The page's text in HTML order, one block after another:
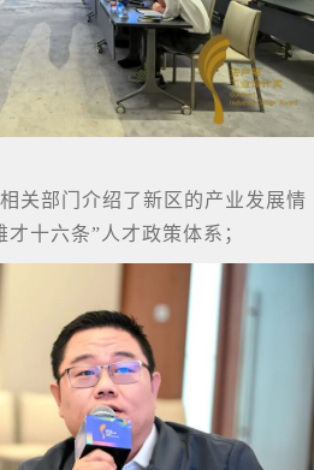
关部门介绍了新区的产业发展情
十六条”人才政策体系；